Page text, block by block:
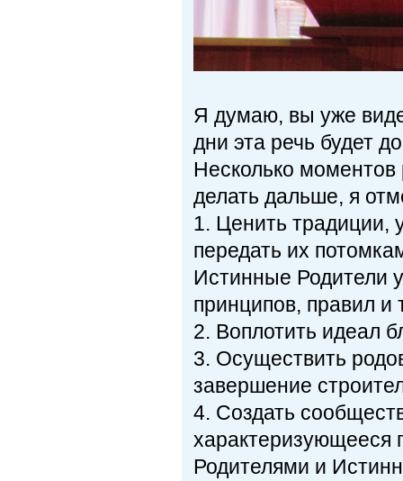
Я думаю, вы уже
дни эта речь будет
Несколько моментов
делать дальше, я
1. Ценить традиции,
передать их
Истинные Родители
принципов, правил и
2. Воплотить идеал
3. Осуществить
завершение
4. Создать
характеризующееся
Родителями и